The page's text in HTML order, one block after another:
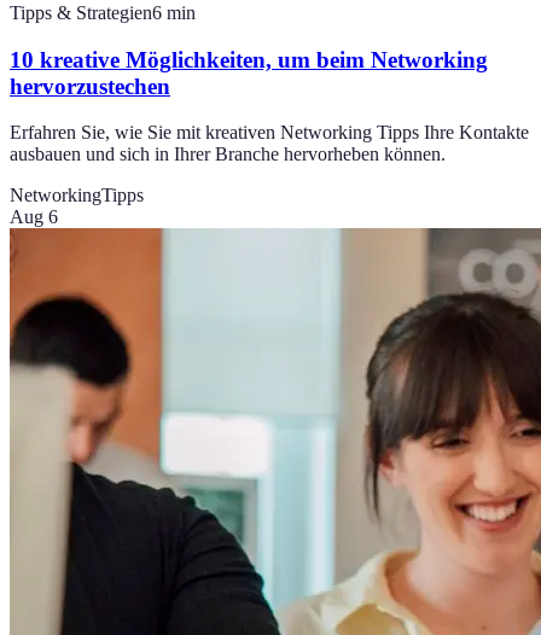
Tipps & Strategien6 min
10 kreative Möglichkeiten, um beim Networking
hervorzustechen
Erfahren Sie, wie Sie mit kreativen Networking Tipps Ihre Kontakte
ausbauen und sich in Ihrer Branche hervorheben können.
NetworkingTipps
Aug 6